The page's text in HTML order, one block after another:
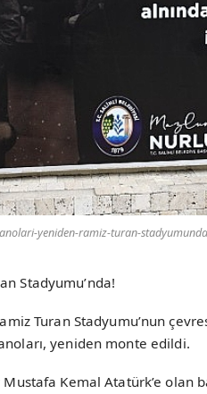
yeniden-ramiz-turan-
Stadyumu’nda!
Turan Stadyumu’nun
yeniden monte edildi.
Kemal Atatürk’e olan